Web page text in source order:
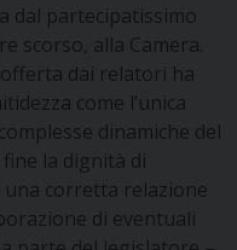
dal partecipatissimo
scorso, alla Camera.
dai relatori ha
come l’unica
dinamiche del
la dignità di
corretta relazione
di eventuali